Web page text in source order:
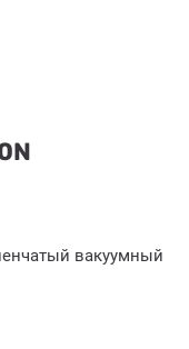
вакуумный